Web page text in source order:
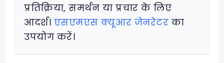
प्रतिक्रिया, समर्थन या प्रचार के लिए
आदर्श। एसएमएस क्यूआर जेनरेटर का
उपयोग करें।